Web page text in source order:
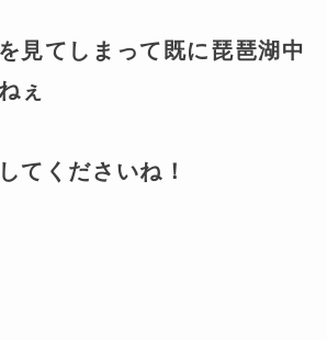
見てしまって既に琵琶湖中
ぇ
てくださいね！